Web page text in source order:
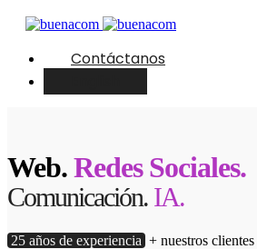
Contáctanos
Web.Redes Sociales.
Comunicación. IA.
25 años de experiencia + nuestros